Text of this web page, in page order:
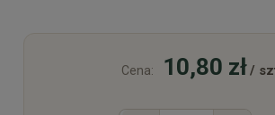
Cena: 10,80 zł/